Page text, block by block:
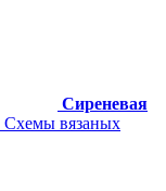
Сиреневая
Схемы вязаных